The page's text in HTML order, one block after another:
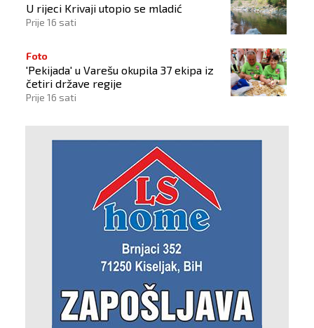
U rijeci Krivaji utopio se mladić
Prije 16 sati
Foto
'Pekijada' u Varešu okupila 37 ekipa iz
četiri države regije
Prije 16 sati